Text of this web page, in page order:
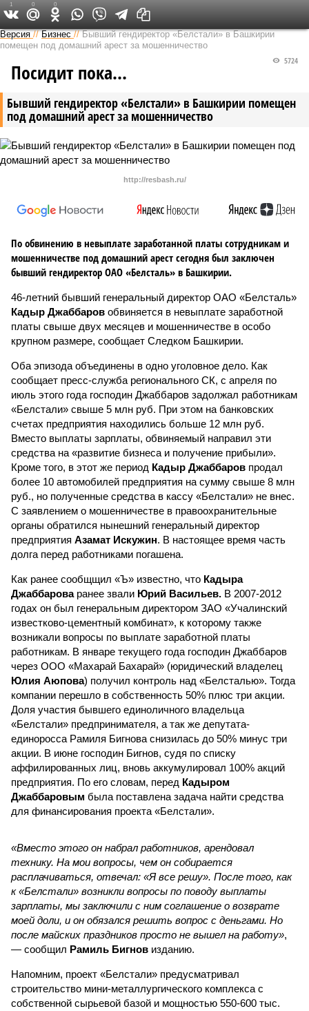
Версия в Башкирии
Версия //Бизнес //Бывший гендиректор «Белстали» в Башкирии
помещен под домашний арест за мошенничество
Бывший гендиректор «Белстали» в Башкирии помещен
под домашний арест за мошенничество
5724
Посидит пока…
http://resbash.ru/
По обвинению в невыплате заработанной платы сотрудникам и
мошенничестве под домашний арест сегодня был заключен
бывший гендиректор ОАО «Белсталь» в Башкирии.
46-летний бывший генеральный директор ОАО «Белсталь»
Кадыр Джаббаров обвиняется в невыплате заработной
платы свыше двух месяцев и мошенничестве в особо
крупном размере, сообщает Следком Башкирии.
Оба эпизода объединены в одно уголовное дело. Как
сообщает пресс-служба регионального СК, с апреля по
июль этого года господин Джаббаров задолжал работникам
«Белстали» свыше 5 млн руб. При этом на банковских
счетах предприятия находились больше 12 млн руб.
Вместо выплаты зарплаты, обвиняемый направил эти
средства на «развитие бизнеса и получение прибыли».
Кроме того, в этот же период Кадыр Джаббаров продал
более 10 автомобилей предприятия на сумму свыше 8 млн
руб., но полученные средства в кассу «Белстали» не внес.
С заявлением о мошенничестве в правоохранительные
органы обратился нынешний генеральный директор
предприятия Азамат Искужин. В настоящее время часть
долга перед работниками погашена.
Как ранее сообщщил «Ъ» известно, что Кадыра
Джаббароваранее звали Юрий Васильев. В 2007-2012
годах он был генеральным директором ЗАО «Учалинский
известково-цементный комбинат», к которому также
возникали вопросы по выплате заработной платы
работникам. В январе текущего года господин Джаббаров
через ООО «Махарай Бахарай» (юридический владелец
Юлия Аюпова) получил контроль над «Белсталью». Тогда
компании перешло в собственность 50% плюс три акции.
Доля участия бывшего единоличного владельца
«Белстали» предпринимателя, а так же депутата-
единоросса Рамиля Бигнова снизилась до 50% минус три
акции. В июне господин Бигнов, судя по списку
аффилированных лиц, вновь аккумулировал 100% акций
предприятия. По его словам, перед Кадыром
Джаббаровым была поставлена задача найти средства
для финансирования проекта «Белстали».
«Вместо этого он набрал работников, арендовал
технику. На мои вопросы, чем он собирается
расплачиваться, отвечал: «Я все решу». После того, как
к «Белстали» возникли вопросы по поводу выплаты
зарплаты, мы заключили с ним соглашение о возврате
моей доли, и он обязался решить вопрос с деньгами. Но
после майских праздников просто не вышел на работу»,
— сообщил Рамиль Бигнов изданию.
Напомним, проект «Белстали» предусматривал
строительство мини-металлургического комплекса с
собственной сырьевой базой и мощностью 550-600 тыс.
1 0 0